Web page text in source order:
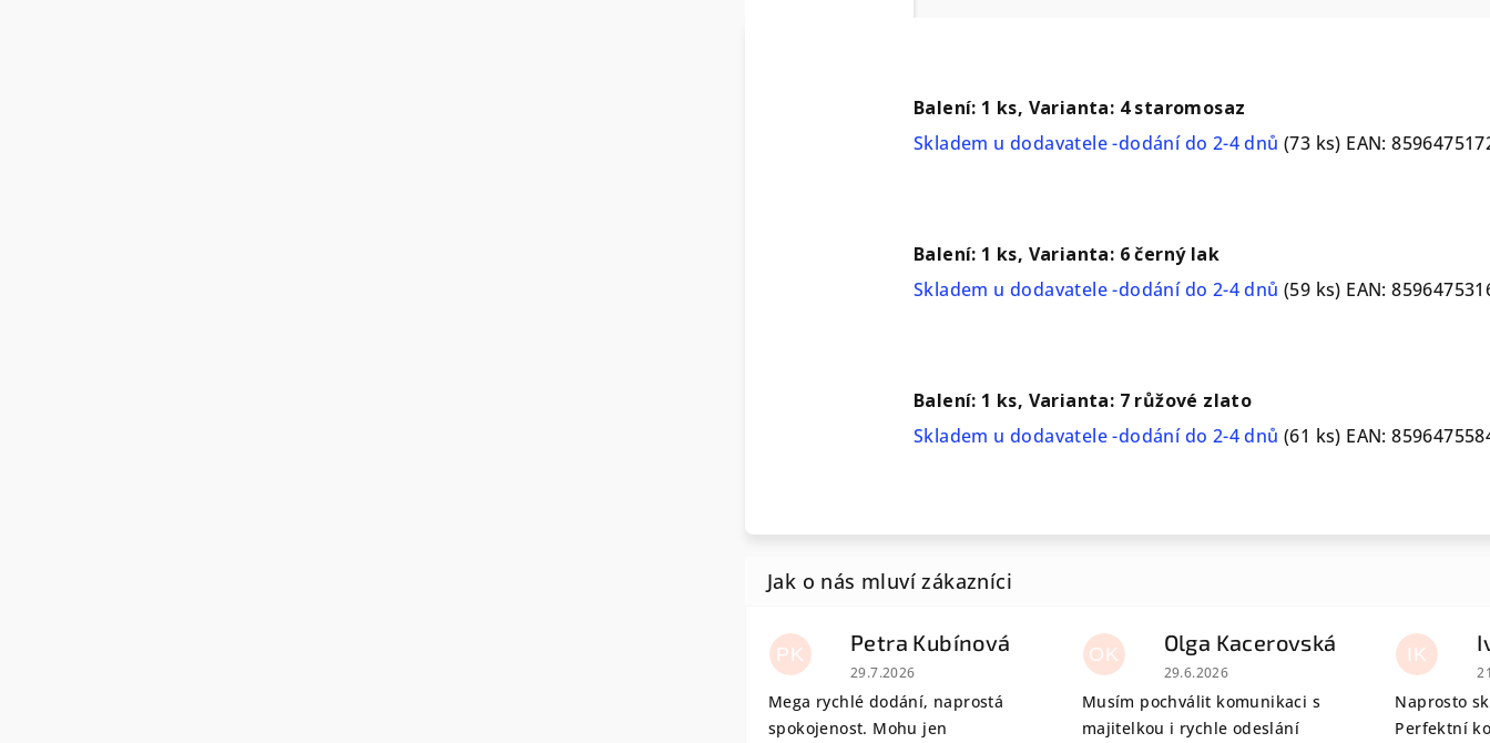
Balení: 1 ks, Varianta: 4 staromosaz
Skladem u dodavatele -dodání do 2-4 dnů (73 ks) EAN:
Balení: 1 ks, Varianta: 6 černý lak
Skladem u dodavatele -dodání do 2-4 dnů (59 ks) EAN:
Balení: 1 ks, Varianta: 7 růžové zlato
Skladem u dodavatele -dodání do 2-4 dnů (61 ks) EAN:
PK Petra Kubínová
Hodnocení obchodu je 5 z 5 hvězdiček.
29.7.2026
Mega rychlé dodání, naprostá
spokojenost. Mohu jen
OK Olga Kacerovská
Hodnocení obchodu je 5 z 5 hvězdiček.
29.6.2026
Musím pochválit komunikaci s
majitelkou i rychle odeslání
IK
Naprosto
Perfektní